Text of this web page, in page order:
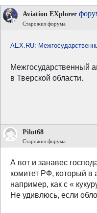
Aviation EXplorer
Старожил форума
AEX.RU:
Межгосударственный
в Тверской области.
Pilot68
Старожил форума
А вот и занавес
комитет РФ, который в
например, как с «
Не удивлюсь, если